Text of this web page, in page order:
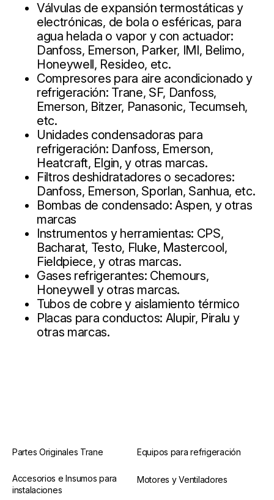
Válvulas de expansión termostáticas y
electrónicas, de bola o esféricas, para
agua helada o vapor y con actuador:
Danfoss, Emerson, Parker, IMI, Belimo,
Honeywell, Resideo, etc.
Compresores para aire acondicionado y
refrigeración: Trane, SF, Danfoss,
Emerson, Bitzer, Panasonic, Tecumseh,
etc.
Unidades condensadoras para
refrigeración: Danfoss, Emerson,
Heatcraft, Elgin, y otras marcas.
Filtros deshidratadores o secadores:
Danfoss, Emerson, Sporlan, Sanhua, etc.
Bombas de condensado: Aspen, y otras
marcas
Instrumentos y herramientas: CPS,
Bacharat, Testo, Fluke, Mastercool,
Fieldpiece, y otras marcas.
Gases refrigerantes: Chemours,
Honeywell y otras marcas.
Tubos de cobre y aislamiento térmico
Placas para conductos: Alupir, Piralu y
otras marcas.
Partes Originales Trane Equipos para refrigeración
Accesorios e Insumos para
instalaciones
Motores y Ventiladores